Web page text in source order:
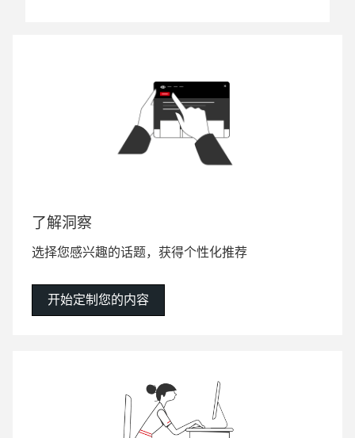
了解洞察
选择您感兴趣的话题，获得个性化推荐
开始定制您的内容